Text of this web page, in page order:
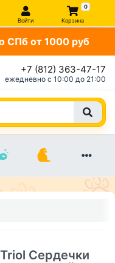
Войти
0
Корзина
СПб от 1000 руб
+7 (812) 363-47-17
ежедневно c 10:00 до 21:00
Сердечки